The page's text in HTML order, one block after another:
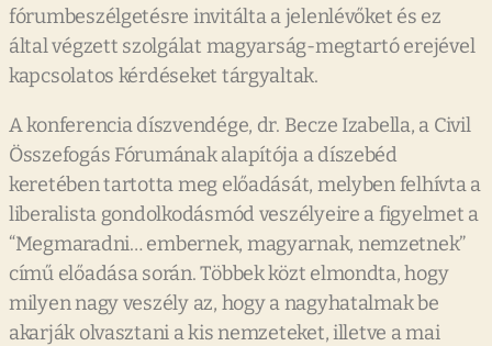
fórumbeszélgetésre invitálta a jelenlévőket és ez
által végzett szolgálat magyarság-megtartó erejével
kapcsolatos kérdéseket tárgyaltak.
A konferencia díszvendége, dr. Becze Izabella, a Civil
Összefogás Fórumának alapítója a díszebéd
keretében tartotta meg előadását, melyben felhívta a
liberalista gondolkodásmód veszélyeire a figyelmet a
“Megmaradni… embernek, magyarnak, nemzetnek”
című előadása során. Többek közt elmondta, hogy
milyen nagy veszély az, hogy a nagyhatalmak be
akarják olvasztani a kis nemzeteket, illetve a mai